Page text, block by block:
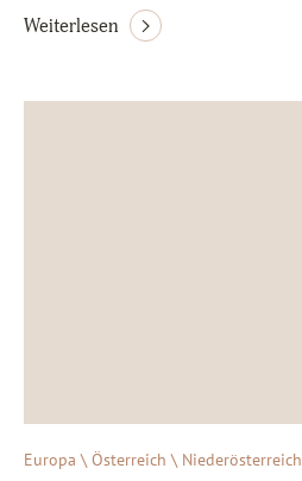
Weiterlesen
Europa \ Österreich \ Niederösterreich